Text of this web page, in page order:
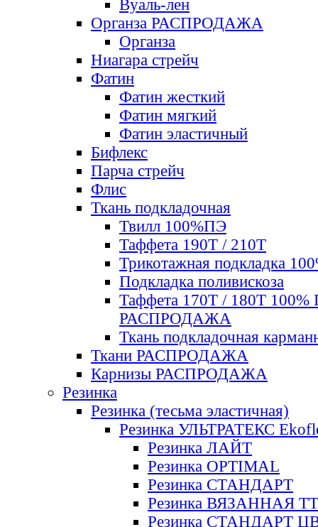
Вуаль-лен
Органза РАСПРОДАЖА
Органза
Ниагара стрейч
Фатин
Фатин жесткий
Фатин мягкий
Фатин элаcтичный
Бифлекс
Парча стрейч
Флис
Ткань подкладочная
Твилл 100%ПЭ
Таффета 190Т / 210Т
Трикотажная подкладка
Подкладка поливискоза
Таффета 170Т / 180Т 100%
РАСПРОДАЖА
Ткань подкладочная
Ткани РАСПРОДАЖА
Карнизы РАСПРОДАЖА
Резинка
Резинка (тесьма эластичная)
Резинка УЛЬТРАТЕКС
Резинка ЛАЙТ
Резинка OPTIMAL
Резинка СТАНДАРТ
Резинка ВЯЗАННАЯ ТТ
Резинка СТАНДАРТ